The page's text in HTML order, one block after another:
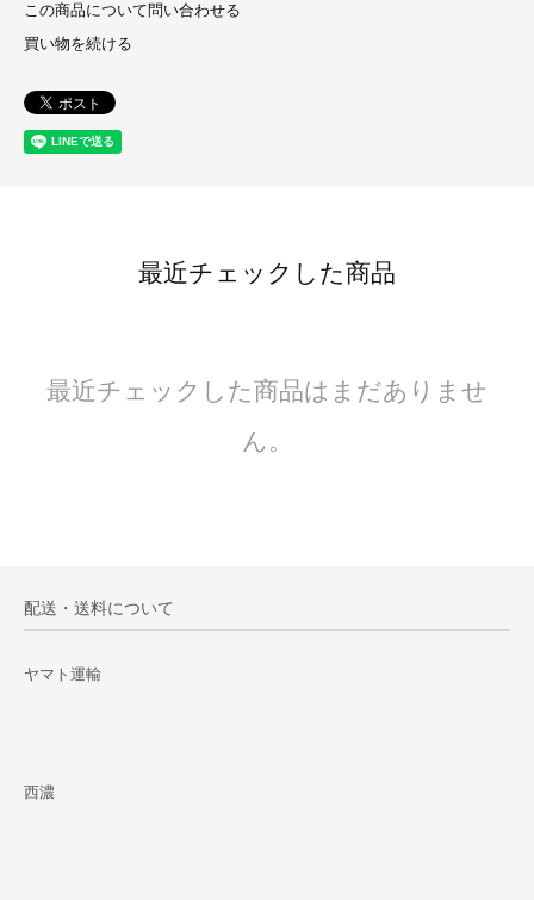
この商品について問い合わせる
買い物を続ける
最近チェックした商品
最近チェックした商品はまだありませ
ん。
配送・送料について
ヤマト運輸
西濃